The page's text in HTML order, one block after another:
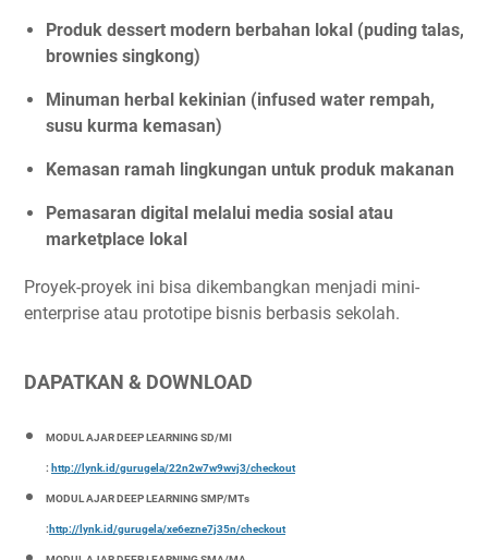
Produk dessert modern berbahan lokal (puding talas,
brownies singkong)
Minuman herbal kekinian (infused water rempah,
susu kurma kemasan)
Kemasan ramah lingkungan untuk produk makanan
Pemasaran digital melalui media sosial atau
marketplace lokal
Proyek-proyek ini bisa dikembangkan menjadi mini-
enterprise atau prototipe bisnis berbasis sekolah.
DAPATKAN & DOWNLOAD
MODUL AJAR DEEP LEARNING SD/MI
: http://lynk.id/gurugela/22n2w7w9wvj3/checkout
MODUL AJAR DEEP LEARNING SMP/MTs
: http://lynk.id/gurugela/xe6ezne7j35n/checkout